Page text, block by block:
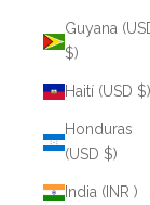
Guyana
$)
Haití (USD $)
Honduras
(USD $)
India (INR ₹)